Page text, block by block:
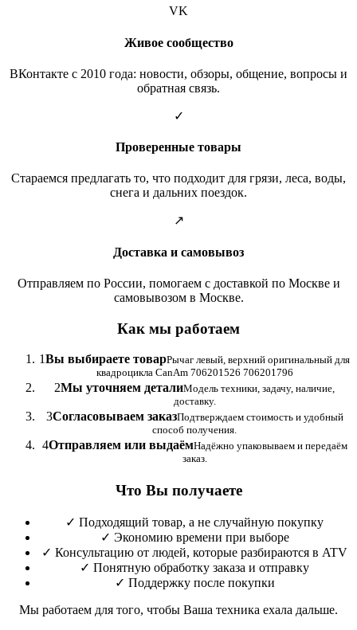
VK
Живое сообщество
ВКонтакте с 2010 года: новости, обзоры, общение, вопросы и
обратная связь.
✓
Проверенные товары
Стараемся предлагать то, что подходит для грязи, леса, воды,
снега и дальних поездок.
↗
Доставка и самовывоз
Отправляем по России, помогаем с доставкой по Москве и
самовывозом в Москве.
Как мы работаем
1Вы выбираете товарРычаг левый, верхний оригинальный для
квадроцикла CanAm 706201526 706201796
2Мы уточняем деталиМодель техники, задачу, наличие,
доставку.
3Согласовываем заказПодтверждаем стоимость и удобный
способ получения.
4Отправляем или выдаёмНадёжно упаковываем и передаём
заказ.
Что Вы получаете
✓ Подходящий товар, а не случайную покупку
✓ Экономию времени при выборе
✓ Консультацию от людей, которые разбираются в ATV
✓ Понятную обработку заказа и отправку
✓ Поддержку после покупки
Мы работаем для того, чтобы Ваша техника ехала дальше.